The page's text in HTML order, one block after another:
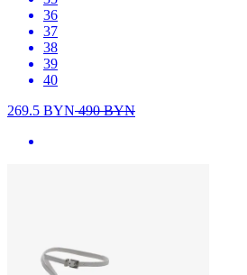
36
37
38
39
40
269.5 BYN490BYN